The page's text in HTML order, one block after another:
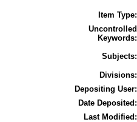
Item Type:
Uncontrolled
Keywords:
Subjects:
Divisions:
Depositing User:
Date Deposited:
Last Modified: